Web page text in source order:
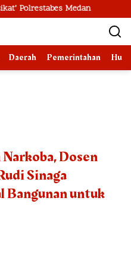
Medan
Daerah Pemerintahan
Dosen
Sinaga
Bangunan untuk